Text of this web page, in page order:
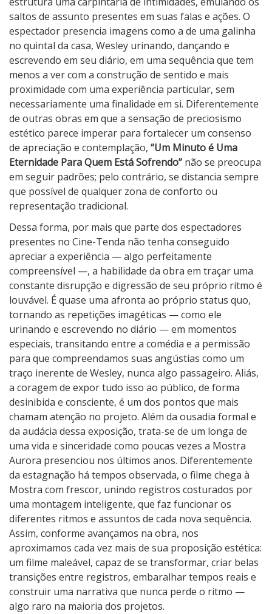
a
Q
u
e
m
E
s
t
á
S
o
f
r
e
n
d
o
saltos de assunto presentes em suas falas e ações. O
espectador presencia imagens como a de uma galinha
no quintal da casa, Wesley urinando, dançando e
escrevendo em seu diário, em uma sequência que tem
menos a ver com a construção de sentido e mais
proximidade com uma experiência particular, sem
necessariamente uma finalidade em si. Diferentemente
de outras obras em que a sensação de preciosismo
estético parece imperar para fortalecer um consenso
de apreciação e contemplação, “Um Minuto é Uma
Eternidade Para Quem Está Sofrendo” não se preocupa
em seguir padrões; pelo contrário, se distancia sempre
que possível de qualquer zona de conforto ou
representação tradicional.
Dessa forma, por mais que parte dos espectadores
presentes no Cine-Tenda não tenha conseguido
apreciar a experiência — algo perfeitamente
compreensível —, a habilidade da obra em traçar uma
constante disrupção e digressão de seu próprio ritmo é
louvável. É quase uma afronta ao próprio status quo,
tornando as repetições imagéticas — como ele
urinando e escrevendo no diário — em momentos
especiais, transitando entre a comédia e a permissão
para que compreendamos suas angústias como um
traço inerente de Wesley, nunca algo passageiro. Aliás,
a coragem de expor tudo isso ao público, de forma
desinibida e consciente, é um dos pontos que mais
chamam atenção no projeto. Além da ousadia formal e
da audácia dessa exposição, trata-se de um longa de
uma vida e sinceridade como poucas vezes a Mostra
Aurora presenciou nos últimos anos. Diferentemente
da estagnação há tempos observada, o filme chega à
Mostra com frescor, unindo registros costurados por
uma montagem inteligente, que faz funcionar os
diferentes ritmos e assuntos de cada nova sequência.
Assim, conforme avançamos na obra, nos
aproximamos cada vez mais de sua proposição estética:
um filme maleável, capaz de se transformar, criar belas
transições entre registros, embaralhar tempos reais e
construir uma narrativa que nunca perde o ritmo —
algo raro na maioria dos projetos.